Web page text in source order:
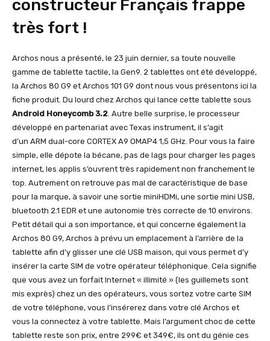
constructeur Français frappe
très fort !
Archos nous a présenté, le 23 juin dernier, sa toute nouvelle
gamme de tablette tactile, la Gen9. 2 tablettes ont été développé,
la Archos 80 G9 et Archos 101 G9 dont nous vous présentons ici la
fiche produit. Du lourd chez Archos qui lance cette tablette sous
Android Honeycomb 3.2. Autre belle surprise, le processeur
développé en partenariat avec Texas instrument, il s’agit
d’un ARM dual-core CORTEX A9 OMAP4 1,5 GHz. Pour vous la faire
simple, elle dépote la bécane, pas de lags pour charger les pages
internet, les applis s’ouvrent très rapidement non franchement le
top. Autrement on retrouve pas mal de caractéristique de base
pour la marque, à savoir une sortie miniHDMi, une sortie mini USB,
bluetooth 2.1 EDR et une autonomie très correcte de 10 environs.
Petit détail qui a son importance, et qui concerne également la
Archos 80 G9, Archos à prévu un emplacement à l’arrière de la
tablette afin d’y glisser une clé USB maison, qui vous permet d’y
insérer la carte SIM de votre opérateur téléphonique. Cela signifie
que vous avez un forfait Internet « illimité » (les guillemets sont
mis exprès) chez un des opérateurs, vous sortez votre carte SIM
de votre téléphone, vous l’insérerez dans votre clé Archos et
vous la connectez à votre tablette. Mais l’argument choc de cette
tablette reste son prix, entre 299€ et 349€, ils ont du génie ces